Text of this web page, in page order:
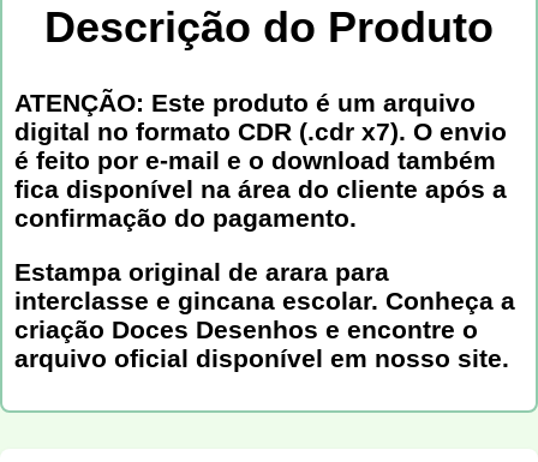
Descrição do Produto
ATENÇÃO: Este produto é um arquivo
digital no formato CDR (.cdr x7). O envio
é feito por e-mail e o download também
fica disponível na área do cliente após a
confirmação do pagamento.
Estampa original de arara para
interclasse e gincana escolar. Conheça a
criação Doces Desenhos e encontre o
arquivo oficial disponível em nosso site.